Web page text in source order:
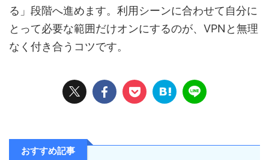
る」段階へ進めます。利用シーンに合わせて自分に
とって必要な範囲だけオンにするのが、VPNと無理
なく付き合うコツです。
おすすめ記事